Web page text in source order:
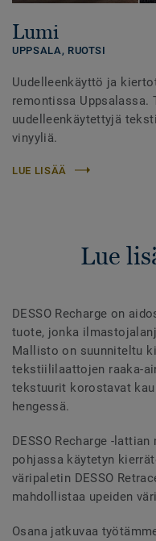
Lumi
UPPSALA, RUOTSI
Uudelleenkäyttö ja
remontissa Uppsalassa.
uudelleenkäytettyjä
vinyyliä.
LUE LISÄÄ
Lue
DESSO Recharge on
tuote, jonka
Mallisto on suunniteltu
tekstiililaattojen raaka-
tekstuurit korostavat
hengessä.
DESSO Recharge -
pohjassa käytetyn
väripaletin DESSO
mahdollistaa upeiden
Osana jatkuvaa